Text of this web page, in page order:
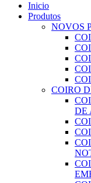
Inicio
Produtos
NOVOS
COIRO
DE